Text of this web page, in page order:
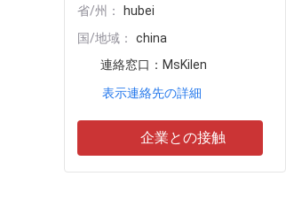
省/州：
hubei
国/地域：
china
連絡窓口： MsKilen
表示連絡先の詳細
企業との接触